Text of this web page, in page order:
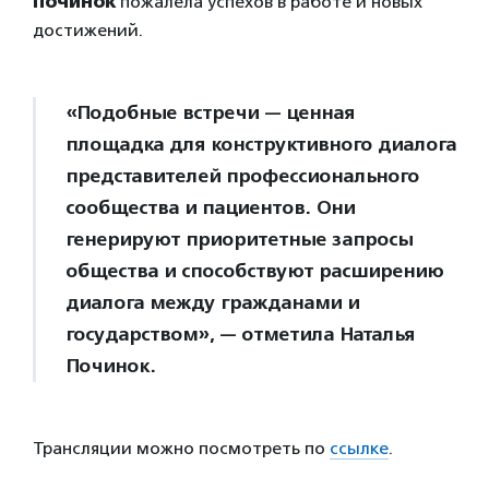
достижений.
«Подобные встречи — ценная
площадка для конструктивного диалога
представителей профессионального
сообщества и пациентов. Они
генерируют приоритетные запросы
общества и способствуют расширению
диалога между гражданами и
государством», — отметила Наталья
Починок.
Трансляции можно посмотреть по ссылке.